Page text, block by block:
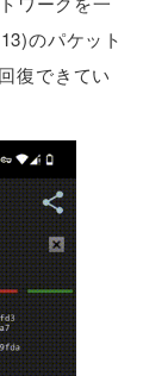
のパケット
復できてい